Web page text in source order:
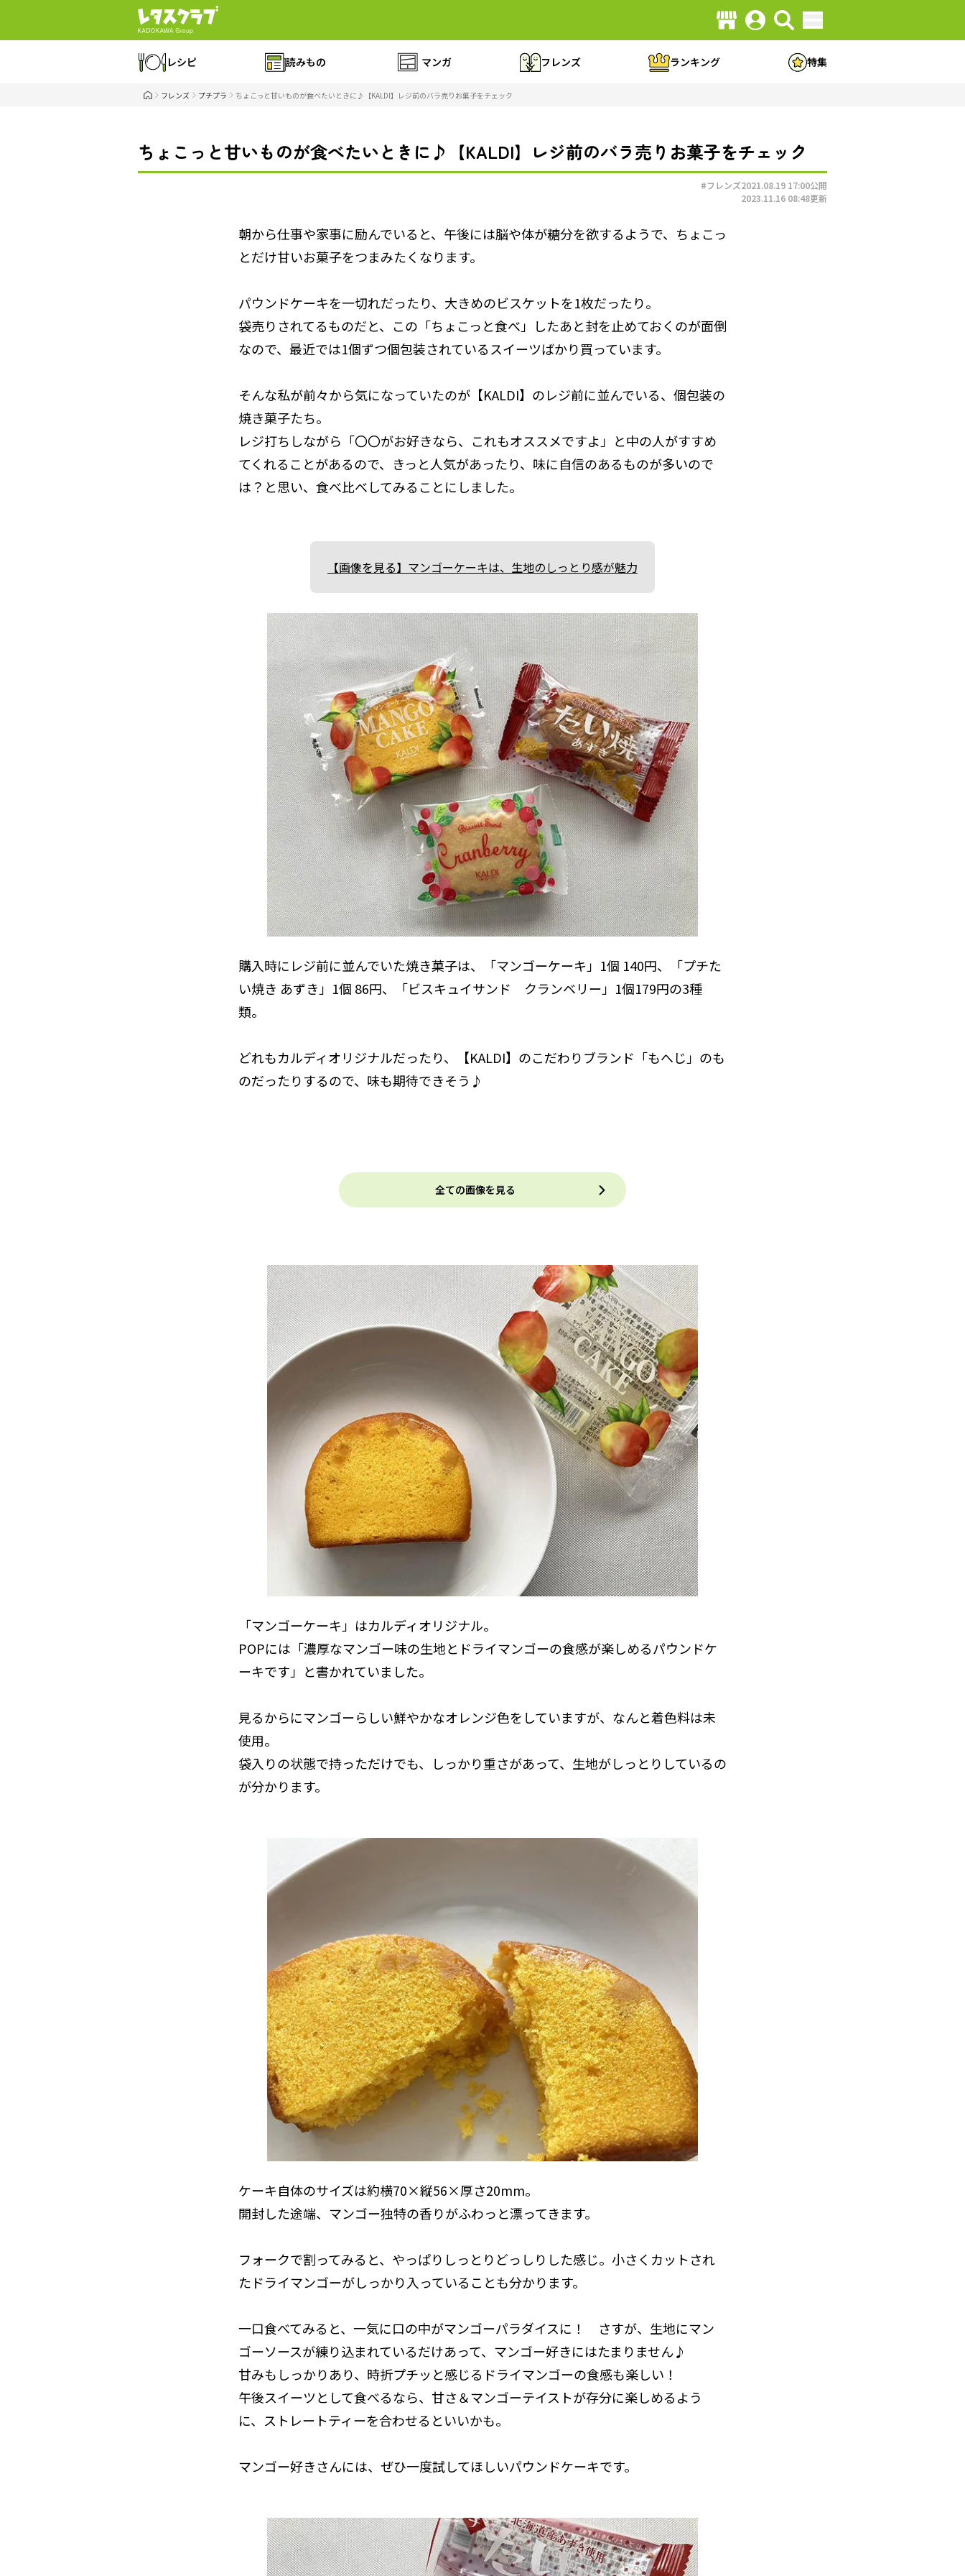
レシピ 読みもの マンガ フレンズ ランキング 特集
フレンズ プチプラ ちょこっと甘いものが食べたいときに♪【KALDI】レジ前のバラ売りお菓子をチェック
ちょこっと甘いものが食べたいときに♪【KALDI】レジ前のバラ売りお菓子をチェック
#フレンズ2021.08.19 17:00公開
2023.11.16 08:48更新
朝から仕事や家事に励んでいると、午後には脳や体が糖分を欲するようで、ちょこっ
とだけ甘いお菓子をつまみたくなります。
パウンドケーキを一切れだったり、大きめのビスケットを1枚だったり。
袋売りされてるものだと、この「ちょこっと食べ」したあと封を止めておくのが面倒
なので、最近では1個ずつ個包装されているスイーツばかり買っています。
そんな私が前々から気になっていたのが【KALDI】のレジ前に並んでいる、個包装の
焼き菓子たち。
レジ打ちしながら「〇〇がお好きなら、これもオススメですよ」と中の人がすすめ
てくれることがあるので、きっと人気があったり、味に自信のあるものが多いので
は？と思い、食べ比べしてみることにしました。
【画像を見る】マンゴーケーキは、生地のしっとり感が魅力
購入時にレジ前に並んでいた焼き菓子は、「マンゴーケーキ」1個 140円、「プチた
い焼き あずき」1個 86円、「ビスキュイサンド クランベリー」1個179円の3種
類。
どれもカルディオリジナルだったり、【KALDI】のこだわりブランド「もへじ」のも
のだったりするので、味も期待できそう♪
全ての画像を見る
「マンゴーケーキ」はカルディオリジナル。
POPには「濃厚なマンゴー味の生地とドライマンゴーの食感が楽しめるパウンドケ
ーキです」と書かれていました。
見るからにマンゴーらしい鮮やかなオレンジ色をしていますが、なんと着色料は未
使用。
袋入りの状態で持っただけでも、しっかり重さがあって、生地がしっとりしているの
が分かります。
ケーキ自体のサイズは約横70×縦56×厚さ20mm。
開封した途端、マンゴー独特の香りがふわっと漂ってきます。
フォークで割ってみると、やっぱりしっとりどっしりした感じ。小さくカットされ
たドライマンゴーがしっかり入っていることも分かります。
一口食べてみると、一気に口の中がマンゴーパラダイスに！ さすが、生地にマン
ゴーソースが練り込まれているだけあって、マンゴー好きにはたまりません♪
甘みもしっかりあり、時折プチッと感じるドライマンゴーの食感も楽しい！
午後スイーツとして食べるなら、甘さ＆マンゴーテイストが存分に楽しめるよう
に、ストレートティーを合わせるといいかも。
マンゴー好きさんには、ぜひ一度試してほしいパウンドケーキです。